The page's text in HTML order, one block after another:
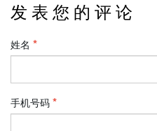
发 表 您 的 评 论
姓名
手机号码